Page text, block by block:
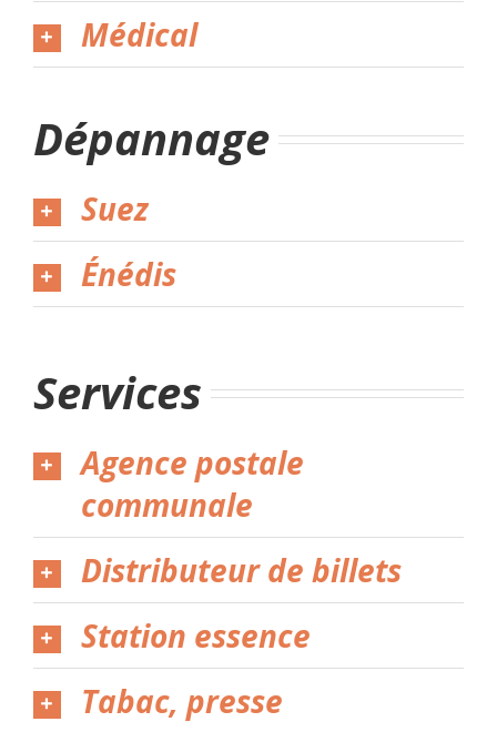
Médical
Dépannage
Suez
Énédis
Services
Agence postale
communale
Distributeur de billets
Station essence
Tabac, presse